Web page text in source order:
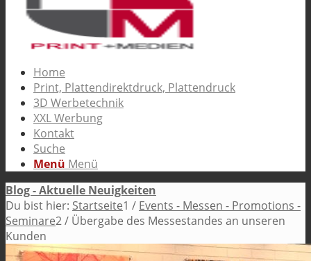
Home
Print, Plattendirektdruck, Plattendruck
3D Werbetechnik
XXL Werbung
Kontakt
Suche
Menü Menü
Blog - Aktuelle Neuigkeiten
Du bist hier: Startseite1 / Events - Messen - Promotions -
Seminare2/ Übergabe des Messestandes an unseren
Kunden